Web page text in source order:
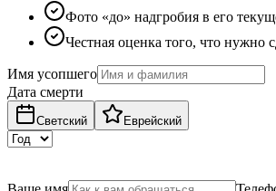
Фото «до» надгробия в его
Честная оценка того, что нужно
Имя усопшего
Дата смерти
Светский Еврейский